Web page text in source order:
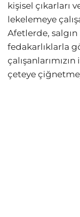
kişisel çıkarları
lekelemeye
Afetlerde,
fedakarlıklarla
çeteye